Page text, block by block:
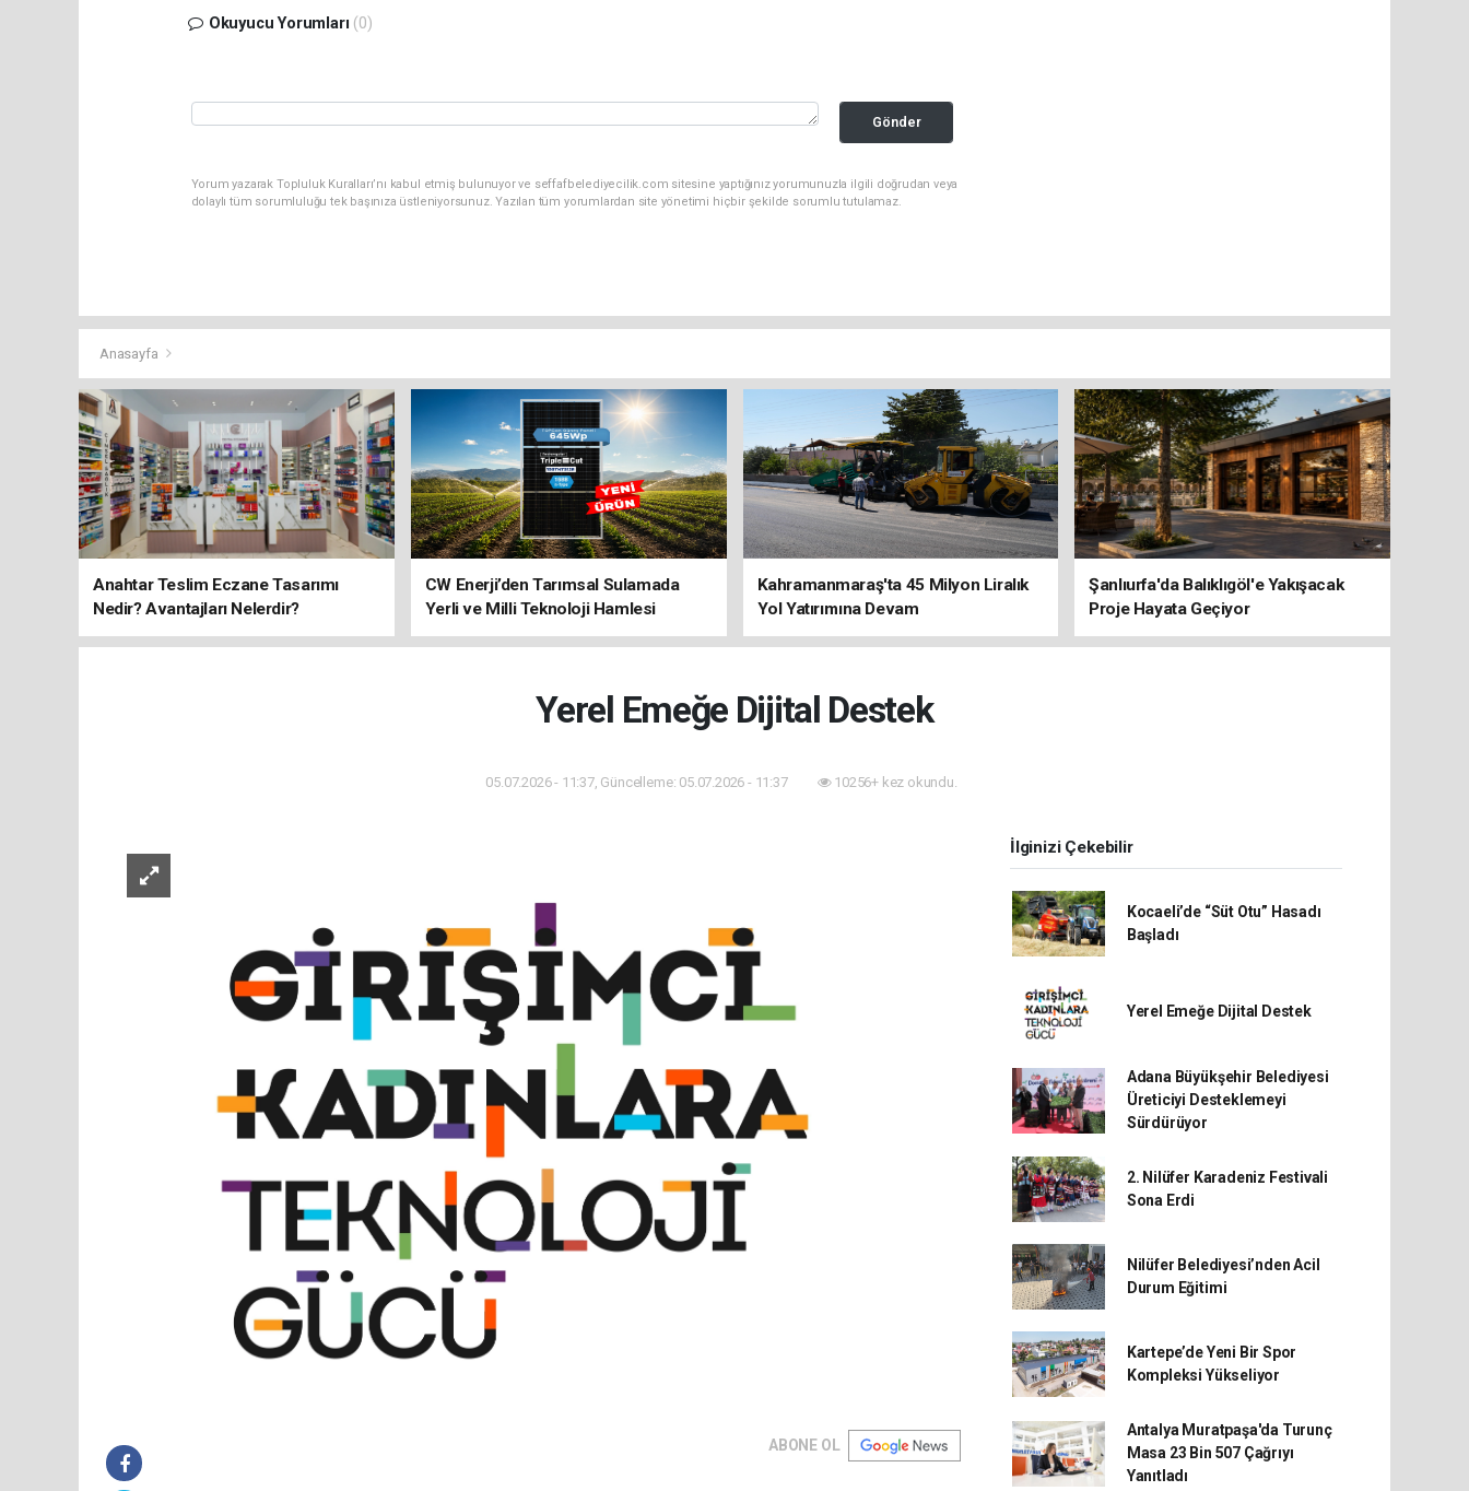
Okuyucu Yorumları (0)
Gönder
Yorum yazarak Topluluk Kuralları’nı kabul etmiş bulunuyor ve seffafbelediyecilik.com sitesine yaptığınız yorumunuzla ilgili doğrudan veya
dolaylı tüm sorumluluğu tek başınıza üstleniyorsunuz. Yazılan tüm yorumlardan site yönetimi hiçbir şekilde sorumlu tutulamaz.
Anasayfa
Anahtar Teslim Eczane Tasarımı
Nedir? Avantajları Nelerdir?
CW Enerji’den Tarımsal Sulamada
Yerli ve Milli Teknoloji Hamlesi
Kahramanmaraş'ta 45 Milyon Liralık
Yol Yatırımına Devam
Şanlıurfa'da Balıklıgöl'e Yakışacak
Proje Hayata Geçiyor
Yerel Emeğe Dijital Destek
05.07.2026 - 11:37, Güncelleme: 05.07.2026 - 11:37 10256+ kez okundu.
ABONE OL
İlginizi Çekebilir
Kocaeli’de “Süt Otu” Hasadı
Başladı
Yerel Emeğe Dijital Destek
Adana Büyükşehir Belediyesi
Üreticiyi Desteklemeyi
Sürdürüyor
2. Nilüfer Karadeniz Festivali
Sona Erdi
Nilüfer Belediyesi’nden Acil
Durum Eğitimi
Kartepe’de Yeni Bir Spor
Kompleksi Yükseliyor
Antalya Muratpaşa'da Turunç
Masa 23 Bin 507 Çağrıyı
Yanıtladı